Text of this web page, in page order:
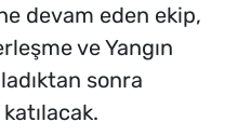
devam eden ekip,
ve Yangın
sonra